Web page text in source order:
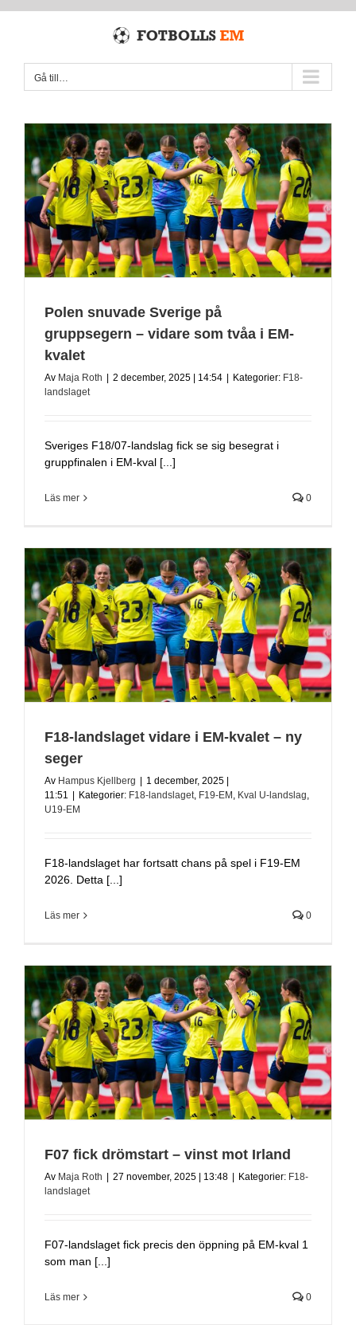
Gå till…
Polen snuvade Sverige på
gruppsegern – vidare som tvåa i EM-
kvalet
Av Maja Roth 2 december, 2025 | 14:54 Kategorier: F18-
landslaget
Sveriges F18/07-landslag fick se sig besegrat i
gruppfinalen i EM-kval [...]
Läs mer 0
F18-landslaget vidare i EM-kvalet – ny
seger
Av Hampus Kjellberg
1 december, 2025 |
11:51
Kategorier: F18-landslaget, F19-EM , Kval U-landslag,
U19-EM
F18-landslaget har fortsatt chans på spel i F19-EM
2026. Detta [...]
Läs mer 0
F07 fick drömstart – vinst mot Irland
Av Maja Roth 27 november, 2025 | 13:48 Kategorier: F18-
landslaget
F07-landslaget fick precis den öppning på EM-kval 1
som man [...]
Läs mer 0